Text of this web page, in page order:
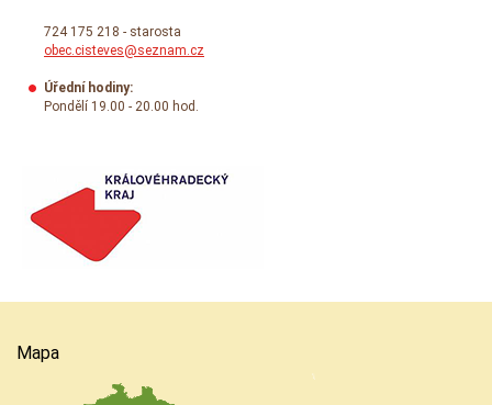
724 175 218 - starosta
obec.cisteves@seznam.cz
Úřední hodiny:
Pondělí 19.00 - 20.00 hod.
Mapa